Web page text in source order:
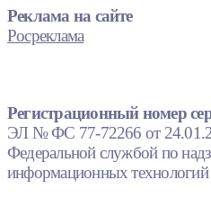
Реклама на сайте
Росреклама
Регистрационный номер
ЭЛ № ФС 77-72266 от
Федеральной службой по
информационных